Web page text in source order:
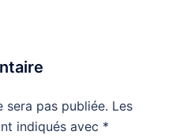
sera pas publiée. Les
indiqués avec *